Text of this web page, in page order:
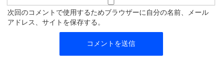
次回のコメントで使用するためブラウザーに自分の名前、メール
アドレス、サイトを保存する。